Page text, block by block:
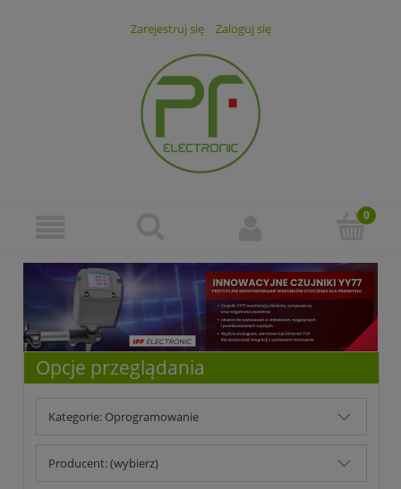
Zarejestruj się Zaloguj się
Opcje przeglądania
Kategorie: Oprogramowanie
Producent: (wybierz)